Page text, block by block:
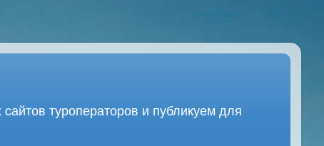
туроператоров и публикуем для